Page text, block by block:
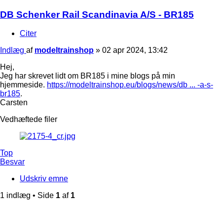
DB Schenker Rail Scandinavia A/S - BR185
Citer
Indlæg af modeltrainshop » 02 apr 2024, 13:42
Hej,
Jeg har skrevet lidt om BR185 i mine blogs på min
hjemmeside. https://modeltrainshop.eu/blogs/news/db ... -a-s-
br185.
Carsten
Vedhæftede filer
Top
Besvar
Udskriv emne
1 indlæg • Side 1 af 1